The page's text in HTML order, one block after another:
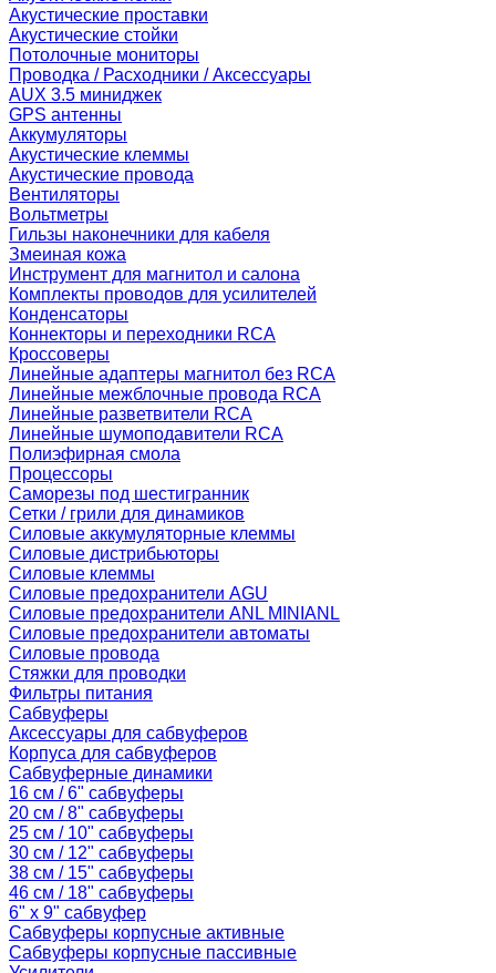
Акустические проставки
Акустические стойки
Потолочные мониторы
Проводка / Расходники / Аксессуары
AUX 3.5 миниджек
GPS антенны
Аккумуляторы
Акустические клеммы
Акустические провода
Вентиляторы
Вольтметры
Гильзы наконечники для кабеля
Змеиная кожа
Инструмент для магнитол и салона
Комплекты проводов для усилителей
Конденсаторы
Коннекторы и переходники RCA
Кроссоверы
Линейные адаптеры магнитол без RCA
Линейные межблочные провода RCA
Линейные разветвители RCA
Линейные шумоподавители RCA
Полиэфирная смола
Процессоры
Саморезы под шестигранник
Сетки / грили для динамиков
Силовые аккумуляторные клеммы
Силовые дистрибьюторы
Силовые клеммы
Силовые предохранители AGU
Силовые предохранители ANL MINIANL
Силовые предохранители автоматы
Силовые провода
Стяжки для проводки
Фильтры питания
Сабвуферы
Аксессуары для сабвуферов
Корпуса для сабвуферов
Сабвуферные динамики
16 см / 6" сабвуферы
20 см / 8" сабвуферы
25 см / 10" сабвуферы
30 см / 12" сабвуферы
38 см / 15" сабвуферы
46 см / 18" сабвуферы
6" x 9" сабвуфер
Сабвуферы корпусные активные
Сабвуферы корпусные пассивные